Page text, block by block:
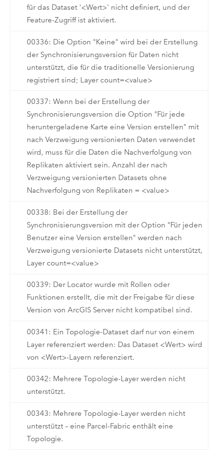
für das Dataset '<Wert>' nicht definiert, und der
Feature-Zugriff ist aktiviert.
00336: Die Option "Keine" wird bei der Erstellung
der Synchronisierungsversion für Daten nicht
unterstützt, die für die traditionelle Versionierung
registriert sind; Layer count=<value>
00337: Wenn bei der Erstellung der
Synchronisierungsversion die Option "Für jede
heruntergeladene Karte eine Version erstellen" mit
nach Verzweigung versionierten Daten verwendet
wird, muss für die Daten die Nachverfolgung von
Replikaten aktiviert sein. Anzahl der nach
Verzweigung versionierten Datasets ohne
Nachverfolgung von Replikaten = <value>
00338: Bei der Erstellung der
Synchronisierungsversion mit der Option "Für jeden
Benutzer eine Version erstellen" werden nach
Verzweigung versionierte Datasets nicht unterstützt,
Layer count=<value>
00339: Der Locator wurde mit Rollen oder
Funktionen erstellt, die mit der Freigabe für diese
Version von ArcGIS Server nicht kompatibel sind.
00341: Ein Topologie-Dataset darf nur von einem
Layer referenziert werden: Das Dataset <Wert> wird
von <Wert>-Layern referenziert.
00342: Mehrere Topologie-Layer werden nicht
unterstützt.
00343: Mehrere Topologie-Layer werden nicht
unterstützt – eine Parcel-Fabric enthält eine
Topologie.